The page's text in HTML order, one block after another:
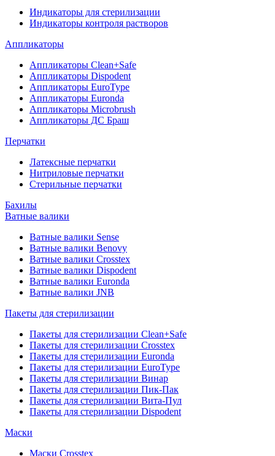
Индикаторы для стерилизации
Индикаторы контроля растворов
Аппликаторы
Аппликаторы Clean+Safe
Аппликаторы Dispodent
Аппликаторы EuroType
Аппликаторы Euronda
Аппликаторы Microbrush
Аппликаторы ДС Браш
Перчатки
Латексные перчатки
Нитриловые перчатки
Стерильные перчатки
Бахилы
Ватные валики
Ватные валики Sense
Ватные валики Benovy
Ватные валики Crosstex
Ватные валики Dispodent
Ватные валики Euronda
Ватные валики JNB
Пакеты для стерилизации
Пакеты для стерилизации Clean+Safe
Пакеты для стерилизации Crosstex
Пакеты для стерилизации Euronda
Пакеты для стерилизации EuroType
Пакеты для стерилизации Винар
Пакеты для стерилизации Пик-Пак
Пакеты для стерилизации Вита-Пул
Пакеты для стерилизации Dispodent
Маски
Маски Crosstex